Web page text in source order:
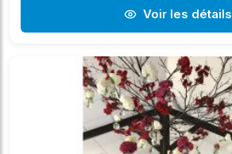
Voir les détails